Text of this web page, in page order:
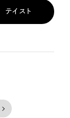
テイスト